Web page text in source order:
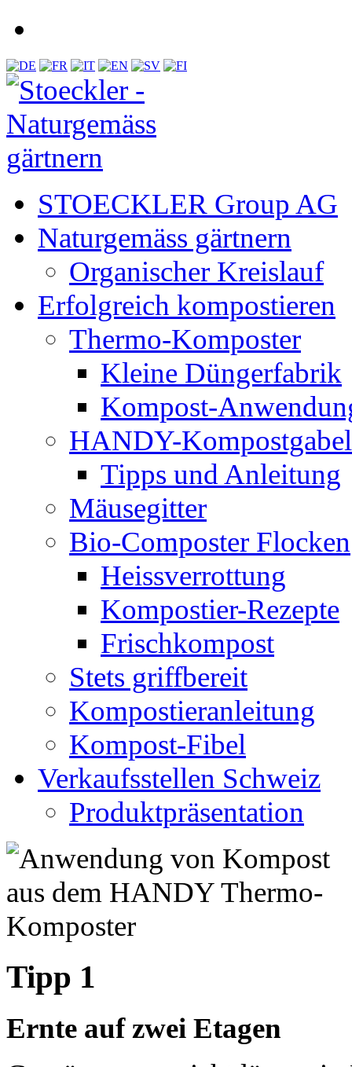
STOECKLER Group AG
Naturgemäss gärtnern
Organischer Kreislauf
Erfolgreich kompostieren
Thermo-Komposter
Kleine Düngerfabrik
Kompost-
HANDY-Kompostgabel
Tipps und Anleitung
Mäusegitter
Bio-Composter Flocken
Heissverrottung
Kompostier-Rezepte
Frischkompost
Stets griffbereit
Kompostieranleitung
Kompost-Fibel
Verkaufsstellen Schweiz
Produktpräsentation
Tipp 1
Ernte auf zwei Etagen